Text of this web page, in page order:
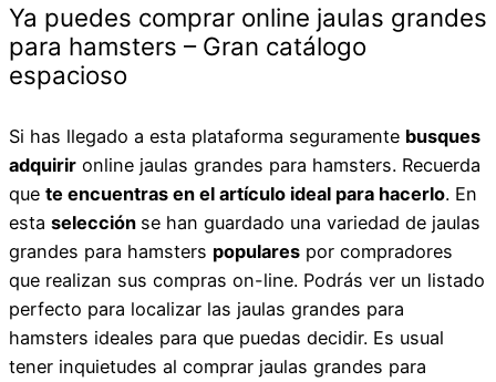
Ya puedes comprar online jaulas grandes
para hamsters – Gran catálogo
espacioso
Si has llegado a esta plataforma seguramente busques
adquirir online jaulas grandes para hamsters. Recuerda
que te encuentras en el artículo ideal para hacerlo. En
esta selección se han guardado una variedad de jaulas
grandes para hamsters populares por compradores
que realizan sus compras on-line. Podrás ver un listado
perfecto para localizar las jaulas grandes para
hamsters ideales para que puedas decidir. Es usual
tener inquietudes al comprar jaulas grandes para